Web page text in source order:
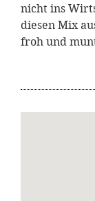
nicht ins
diesen Mix
froh und